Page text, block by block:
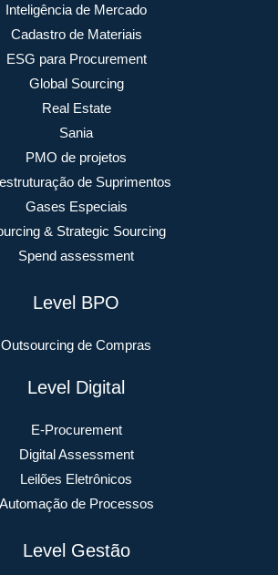
Inteligência de Mercado
Cadastro de Materiais
ESG para Procurement
Global Sourcing
Real Estate
Sania
PMO de projetos
de Suprimentos
Gases Especiais
& Strategic Sourcing
Spend assessment
Level BPO
Outsourcing de Compras
Level Digital
E-Procurement
Digital Assessment
Leilões Eletrônicos
Automação de Processos
Level Gestão